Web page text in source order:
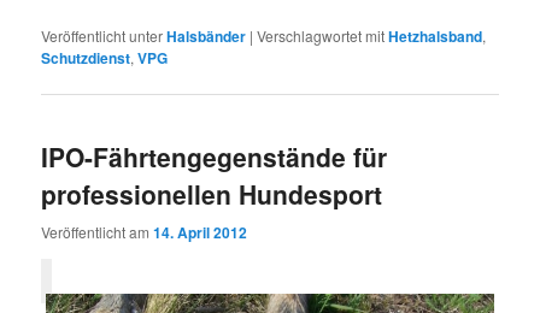
Veröffentlicht unterHalsbänder |Verschlagwortet mitHetzhalsband,
Schutzdienst,VPG
IPO-Fährtengegenstände für
professionellen Hundesport
Veröffentlicht am14. April 2012